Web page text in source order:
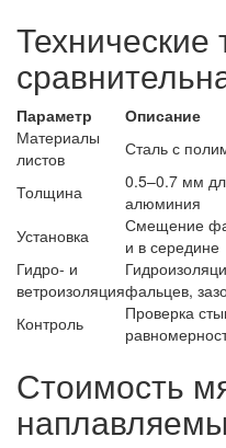
Технические
Параметр
Описание
Материалы
листов
Сталь с
Толщина
0.5–0.7 мм
алюминия
Установка
Смещение
и в середине
Гидро- и
ветроизоляцияфальцев,
Контроль
Проверка
Стоимость